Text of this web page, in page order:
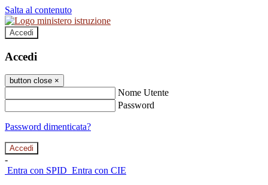
Salta al contenuto
Accedi
Accedi
button close ×
Nome Utente
Password
Password dimenticata?
-
Entra con SPID Entra con CIE